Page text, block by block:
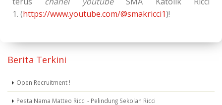
1. (https://www.youtube.com/@smakricci1)!
Berita Terkini
Open Recruitment !
Pesta Nama Matteo Ricci - Pelindung Sekolah Ricci